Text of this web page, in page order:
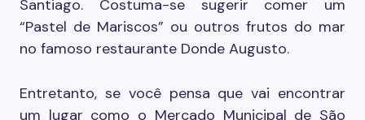
Santiago. Costuma-se sugerir comer um
“Pastel de Mariscos” ou outros frutos do mar
no famoso restaurante Donde Augusto.
Entretanto, se você pensa que vai encontrar
um lugar como o Mercado Municipal de São